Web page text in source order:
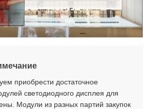
приобрести достаточное
светодиодного дисплея для
Модули из разных партий закупок